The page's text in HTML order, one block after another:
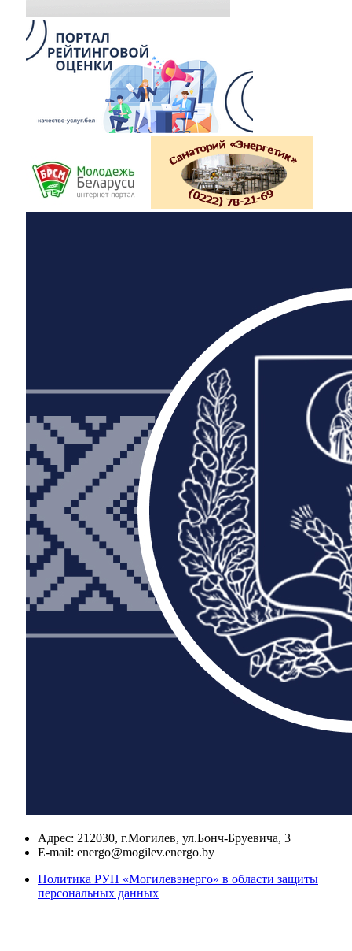
Адрес: 212030, г.Могилев, ул.Бонч-Бруевича, 3
E-mail: energo@mogilev.energo.by
Политика РУП «Могилевэнерго» в области защиты
персональных данных